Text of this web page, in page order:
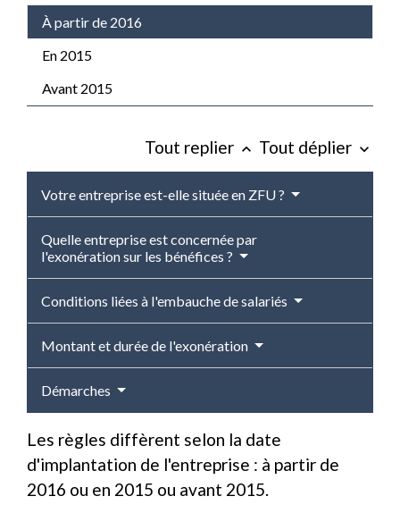
À partir de 2016
En 2015
Avant 2015
Tout replier keyboard_arrow_up Tout déplier keyboard_arrow_down
Votre entreprise est-elle située en ZFU ?
Quelle entreprise est concernée par
l'exonération sur les bénéfices ?
Conditions liées à l'embauche de salariés
Montant et durée de l'exonération
Démarches
Les règles diffèrent selon la date
d'implantation de l'entreprise : à partir de
2016 ou en 2015 ou avant 2015.